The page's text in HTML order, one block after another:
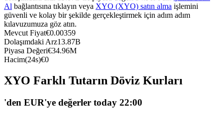
Kopya Ticaret
En iyi traderlarla güçlerinizi birleştirin
Al bağlantısına tıklayın veya XYO (XYO) satın alma işlemini
güvenli ve kolay bir şekilde gerçekleştirmek için adım adım
kılavuzumuza göz atın.
Mevcut Fiyat€0.00359
Dolaşımdaki Arz13.87B
Piyasa Değeri€34.96M
Hacim(24s)€0
XYO Farklı Tutarın Döviz Kurları
'den EUR'ye değerler today 22:00